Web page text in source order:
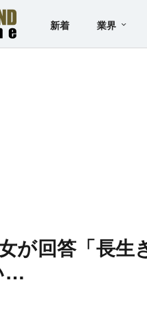
新着 業界
が回答「長
…